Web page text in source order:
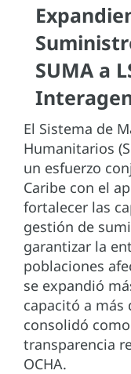
SUMA a
El Sistema de
Humanitarios
un esfuerzo
Caribe con el
fortalecer las
gestión de
garantizar la
poblaciones
se expandió
capacitó a más
consolidó
transparencia
OCHA.